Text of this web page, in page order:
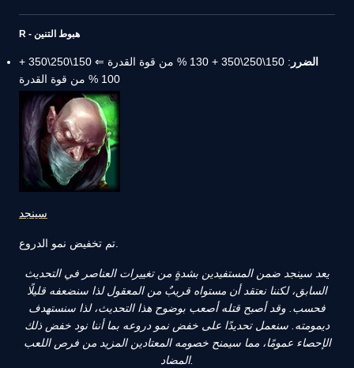
R - هبوط التنين
الضرر
: 150\250\350 + 130 % من قوة القدرة ⇐ 150\250\350 +
100 % من قوة القدرة
سينجد
يعد سينجد ضمن المستفيدين بشدةٍ من تغييرات العناصر في التحديث
السابق، لكننا نعتقد أن مستواه قريبٌ من المعقول لذا سنضعفه قليلًا
فحسب. وقد أصبح قتله أصعب بوضوح هذا التحديث، لذا سنستهدف
ديمومته. سنعمل تحديدًا على خفض نمو دروعه بما أننا نود خفض ذلك
الإحصاء عمومًا، مما سيمنح خصومه المعتادين المزيد من فرص اللعب
المضاد.